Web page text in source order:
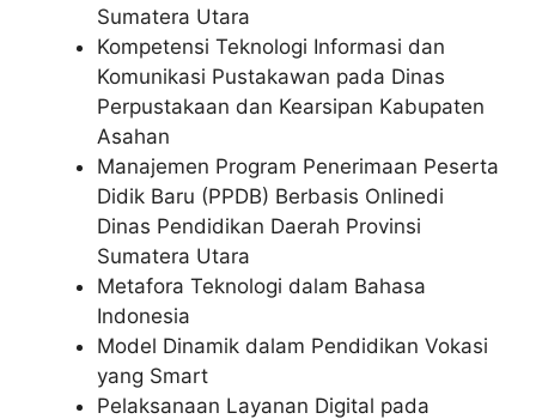
Sumatera Utara
Kompetensi Teknologi Informasi dan
Komunikasi Pustakawan pada Dinas
Perpustakaan dan Kearsipan Kabupaten
Asahan
Manajemen Program Penerimaan Peserta
Didik Baru (PPDB) Berbasis Onlinedi
Dinas Pendidikan Daerah Provinsi
Sumatera Utara
Metafora Teknologi dalam Bahasa
Indonesia
Model Dinamik dalam Pendidikan Vokasi
yang Smart
Pelaksanaan Layanan Digital pada